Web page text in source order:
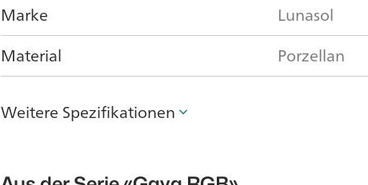
Marke
Lunasol
Material
Porzellan
Weitere Spezifikationen